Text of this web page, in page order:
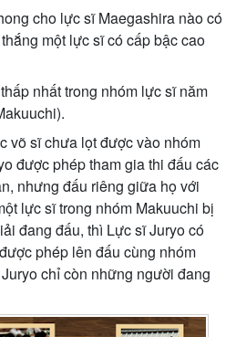
cho lực sĩ Maegashira nào có
một lực sĩ có cấp bậc cao
nhất trong nhóm lực sĩ năm
võ sĩ chưa lọt được vào nhóm
được phép tham gia thi đấu các
nhưng đấu riêng giữa họ với
lực sĩ trong nhóm Makuuchi bị
đang đấu, thì Lực sĩ Juryo có
phép lên đấu cùng nhóm
chỉ còn những người đang